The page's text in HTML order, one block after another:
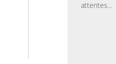
attentes...